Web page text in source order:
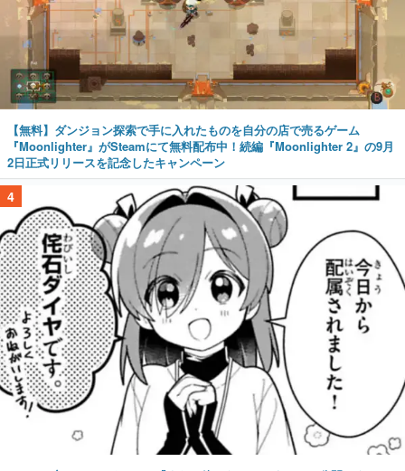
【無料】ダンジョン探索で手に入れたものを自分の店で売るゲーム
『Moonlighter』がSteamにて無料配布中！続編『Moonlighter 2』の9月
2日正式リリースを記念したキャンペーン
4